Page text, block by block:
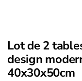
Lot de 2
design
40x30x50cm